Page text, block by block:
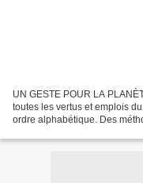
UN GESTE POUR LA
toutes les vertus et emplois
ordre alphabétique. Des